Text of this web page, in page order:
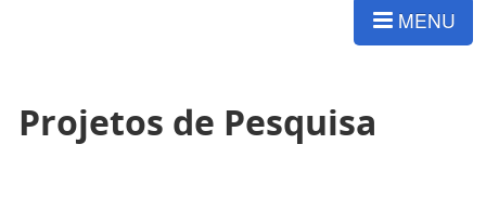
MENU
Projetos de Pesquisa